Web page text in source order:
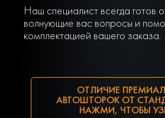
Наш специалист всегда готов
волнующие вас вопросы и
комплектацией вашего заказа.
ОТЛИЧИЕ
АВТОШТОРОК ОТ
НАЖМИ, ЧТОБЫ